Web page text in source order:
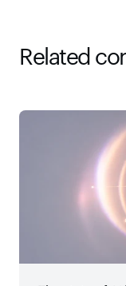
Related